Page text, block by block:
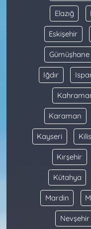
Elazığ
Eskişehir
Gümüşhane
Iğdır
Karaman
Kayseri Kilis
Kırşehir
Kütahya
Mardin
Nevşehir